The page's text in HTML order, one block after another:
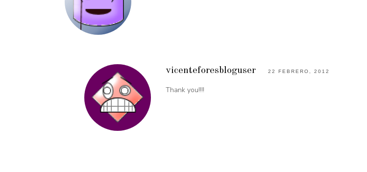
vicenteforesbloguser 22 FEBRERO, 2012
Thank you!!!!